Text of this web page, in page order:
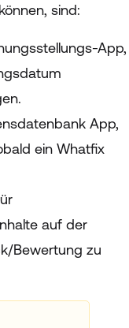
sind:
App,
App,
ein Whatfix
auf der
Bewertung zu